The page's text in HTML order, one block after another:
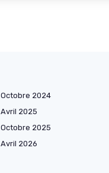
Octobre 2024
Avril 2025
Octobre 2025
Avril 2026